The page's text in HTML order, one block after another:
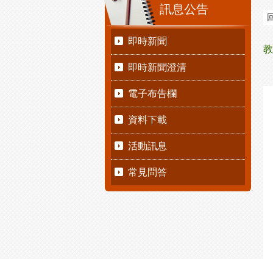
訊息公告
即時新聞
即時新聞澄清
電子布告欄
資料下載
活動訊息
常見問答